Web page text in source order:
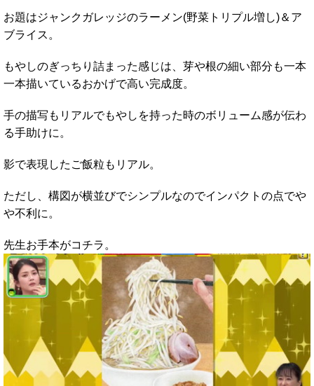
お題はジャンクガレッジのラーメン(野菜トリプル増し)＆ア
ブライス。
もやしのぎっちり詰まった感じは、芽や根の細い部分も一本
一本描いているおかげで高い完成度。
手の描写もリアルでもやしを持った時のボリューム感が伝わ
る手助けに。
影で表現したご飯粒もリアル。
ただし、構図が横並びでシンプルなのでインパクトの点でや
や不利に。
先生お手本がコチラ。